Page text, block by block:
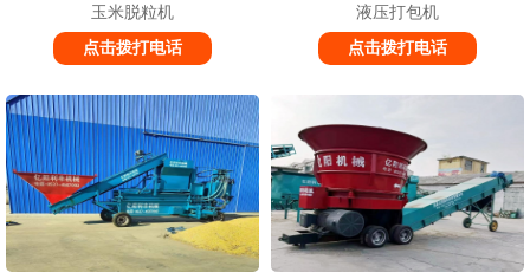
玉米脱粒机
点击拨打电话
液压打包机
点击拨打电话